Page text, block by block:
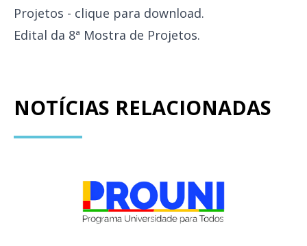
Projetos - clique para download.
Edital da 8ª Mostra de Projetos.
NOTÍCIAS RELACIONADAS